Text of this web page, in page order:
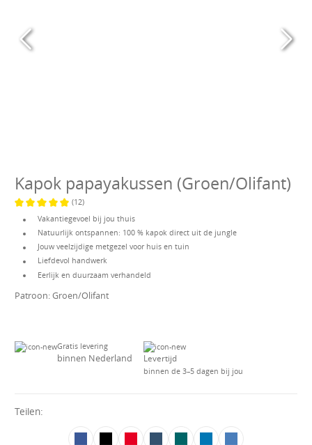
Kapok papayakussen (Groen/Olifant)
(12)
Vakantiegevoel bij jou thuis
Natuurlijk ontspannen: 100 % kapok direct uit de jungle
Jouw veelzijdige metgezel voor huis en tuin
Liefdevol handwerk
Eerlijk en duurzaam verhandeld
Patroon:Groen/Olifant
Gratis levering
binnen Nederland Levertijd
binnen de 3–5 dagen bij jou
Teilen: